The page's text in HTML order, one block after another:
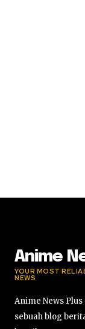
Anime
YOUR MOST
NEWS
Anime News
sebuah blog